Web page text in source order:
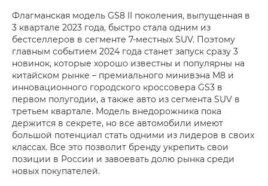
Флагманская модель GS8 II поколения, выпущенная в
3 квартале 2023 года, быстро стала одним из
бестселлеров в сегменте 7-местных SUV. Поэтому
главным событием 2024 года станет запуск сразу 3
новинок, которые хорошо известны и популярны на
китайском рынке – премиального минивэна M8 и
инновационного городского кроссовера GS3 в
первом полугодии, а также авто из сегмента SUV в
третьем квартале. Модель внедорожника пока
держится в секрете, но все автомобили имеют
большой потенциал стать одними из лидеров в своих
классах. Все это позволит бренду укрепить свои
позиции в России и завоевать долю рынка среди
новых покупателей.